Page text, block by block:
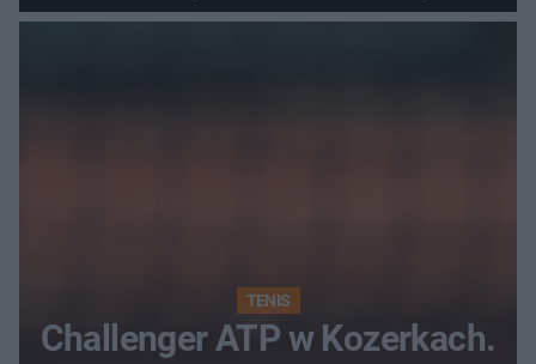
najwięcej punktów?
TENIS
Challenger ATP w Kozerkach.